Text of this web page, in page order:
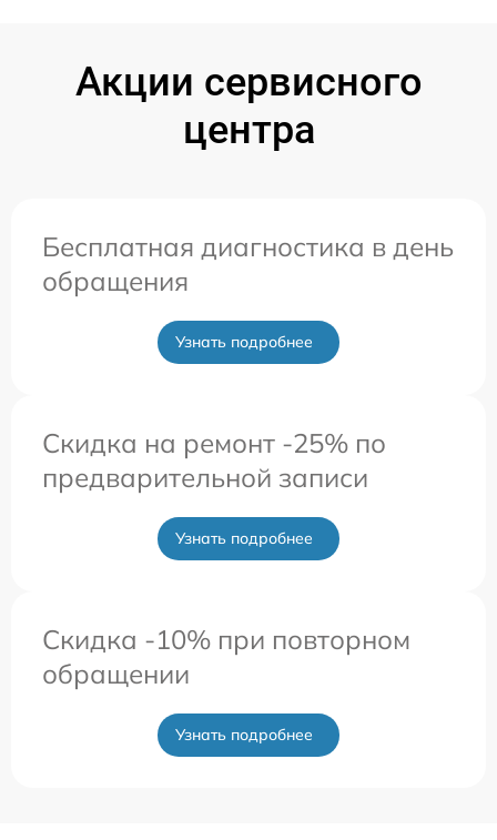
Акции сервисного
центра
Бесплатная диагностика в день
обращения
Узнать подробнее
Скидка на ремонт -25% по
предварительной записи
Узнать подробнее
Скидка -10% при повторном
обращении
Узнать подробнее